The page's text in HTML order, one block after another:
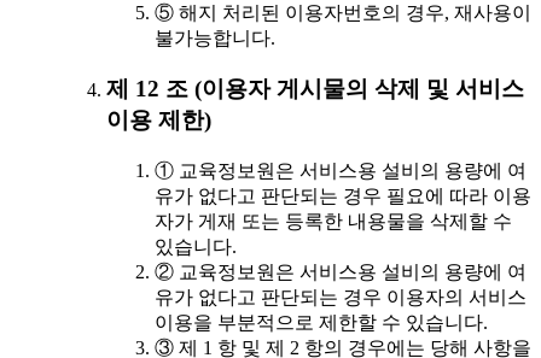
⑤ 해지 처리된 이용자번호의 경우, 재사용이
불가능합니다.
제 12 조 (이용자 게시물의 삭제 및 서비스
이용 제한)
① 교육정보원은 서비스용 설비의 용량에 여
유가 없다고 판단되는 경우 필요에 따라 이용
자가 게재 또는 등록한 내용물을 삭제할 수
있습니다.
② 교육정보원은 서비스용 설비의 용량에 여
유가 없다고 판단되는 경우 이용자의 서비스
이용을 부분적으로 제한할 수 있습니다.
③ 제 1 항 및 제 2 항의 경우에는 당해 사항을